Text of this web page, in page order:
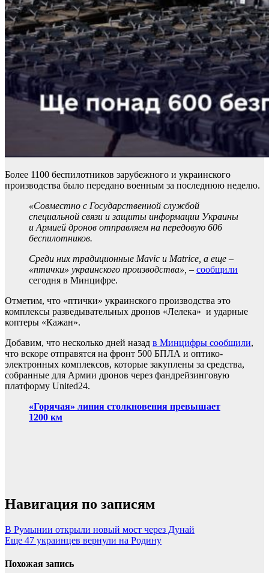
Более 1100 беспилотников зарубежного и украинского
производства было передано военным за последнюю неделю.
«Совместно с Государственной службой
специальной связи и защиты информации Украины
и Армией дронов отправляем на передовую 606
беспилотников.
Среди них традиционные Mavic и Matrice, а еще –
«птички» украинского производства», – сообщили
сегодня в Минцифре.
Отметим, что «птички» украинского производства это
комплексы разведывательных дронов «Лелека» и ударные
коптеры «Кажан».
Добавим, что несколько дней назад в Минцифры сообщили,
что вскоре отправятся на фронт 500 БПЛА и оптико-
электронных комплексов, которые закуплены за средства,
собранные для Армии дронов через фандрейзинговую
платформу United24.
«Горячая» линия столкновения превышает
1200 км
Навигация по записям
В Румынии открыли новый мост через Дунай
Еще 47 украинцев вернули на Родину
Похожая запись